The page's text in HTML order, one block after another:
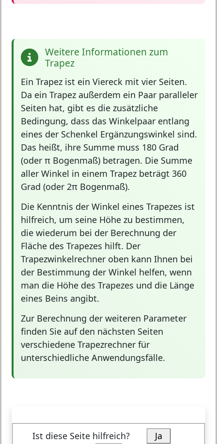
Weitere Informationen zum
Trapez
Ein Trapez ist ein Viereck mit vier Seiten.
Da ein Trapez außerdem ein Paar paralleler
Seiten hat, gibt es die zusätzliche
Bedingung, dass das Winkelpaar entlang
eines der Schenkel Ergänzungswinkel sind.
Das heißt, ihre Summe muss 180 Grad
(oder π Bogenmaß) betragen. Die Summe
aller Winkel in einem Trapez beträgt 360
Grad (oder 2π Bogenmaß).
Die Kenntnis der Winkel eines Trapezes ist
hilfreich, um seine Höhe zu bestimmen,
die wiederum bei der Berechnung der
Fläche des Trapezes hilft. Der
Trapezwinkelrechner oben kann Ihnen bei
der Bestimmung der Winkel helfen, wenn
man die Höhe des Trapezes und die Länge
eines Beins angibt.
Zur Berechnung der weiteren Parameter
finden Sie auf den nächsten Seiten
verschiedene Trapezrechner für
unterschiedliche Anwendungsfälle.
Ist diese Seite hilfreich?
Ja